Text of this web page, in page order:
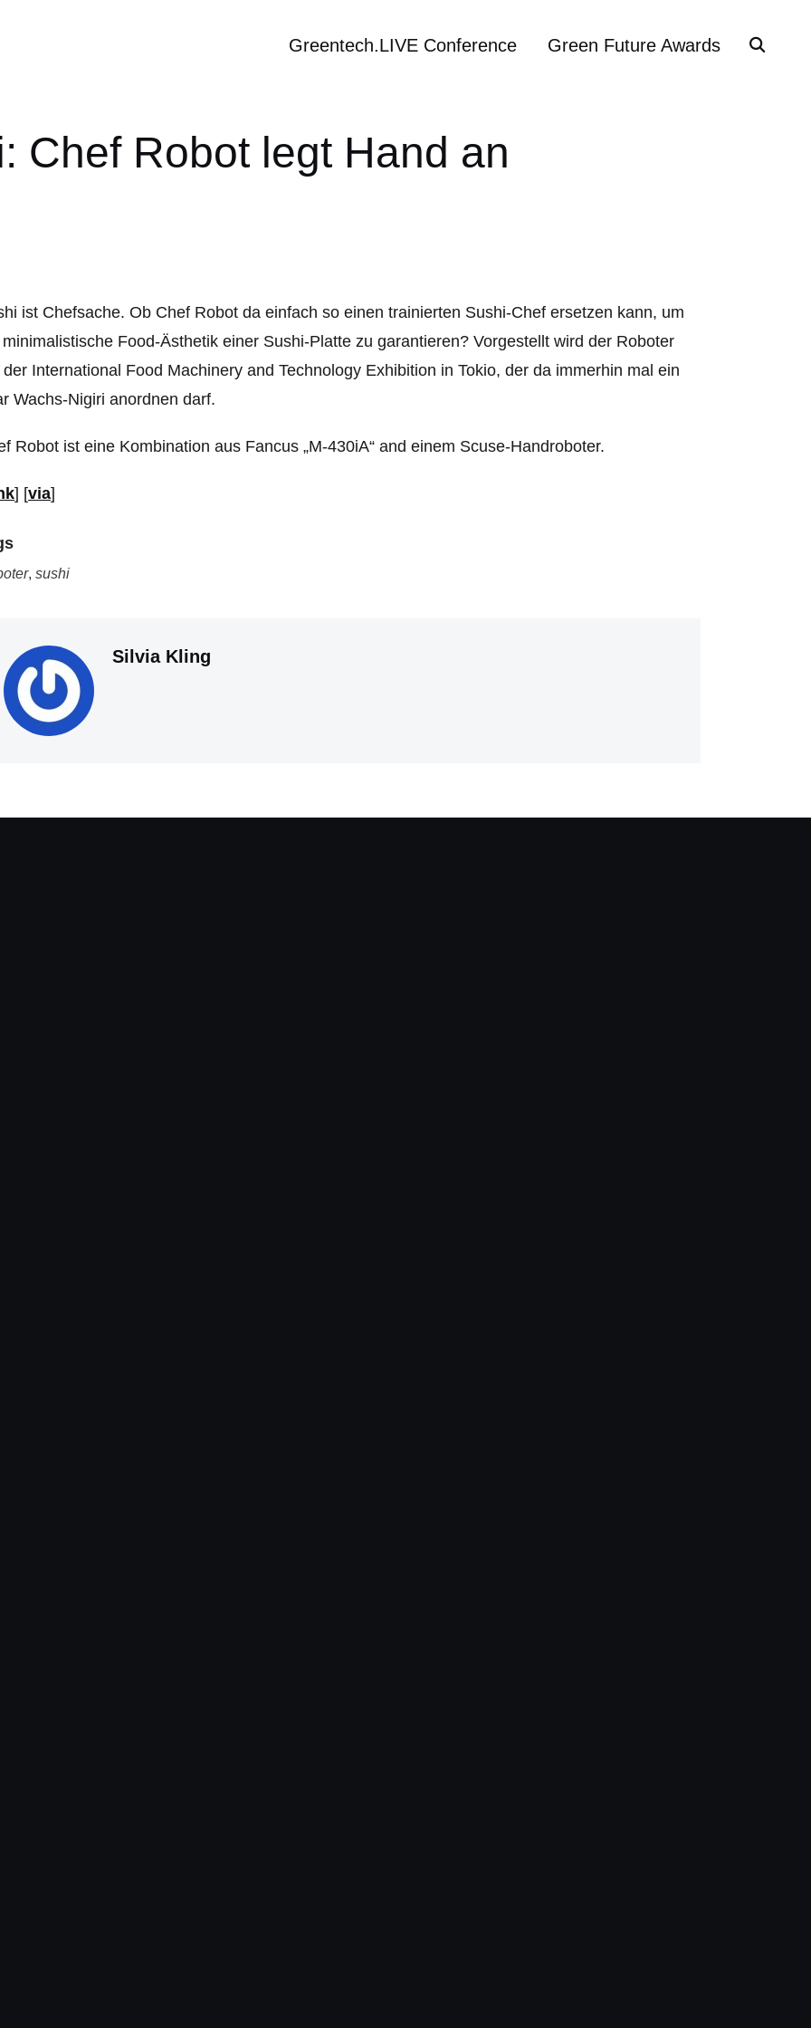
Greentech.LIVE Conference Green Future Awards
Chef Robot legt Hand an
ist Chefsache. Ob Chef Robot da einfach so einen trainierten Sushi-Chef ersetzen kann, um
Food-Ästhetik einer Sushi-Platte zu garantieren? Vorgestellt wird der Roboter
der International Food Machinery and Technology Exhibition in Tokio, der da immerhin mal ein
Wachs-Nigiri anordnen darf.
Robot ist eine Kombination aus Fancus „M-430iA“ and einem Scuse-Handroboter.
] [via]
, sushi
Silvia Kling